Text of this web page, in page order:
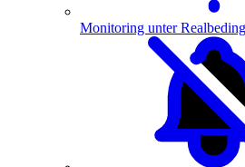
Monitoring unter